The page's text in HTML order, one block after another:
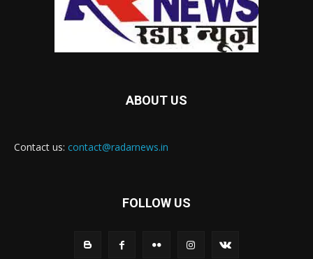
ABOUT US
Contact us: contact@radarnews.in
FOLLOW US